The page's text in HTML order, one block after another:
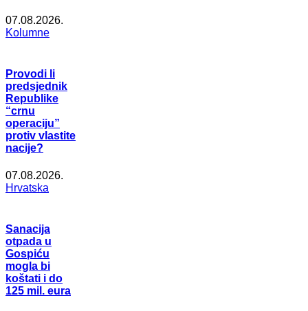
07.08.2026.
Kolumne
Provodi li
predsjednik
Republike
“crnu
operaciju”
protiv vlastite
nacije?
07.08.2026.
Hrvatska
Sanacija
otpada u
Gospiću
mogla bi
koštati i do
125 mil. eura